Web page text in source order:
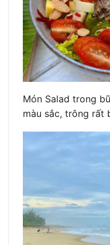
Món Salad trong
màu sắc, trông rất